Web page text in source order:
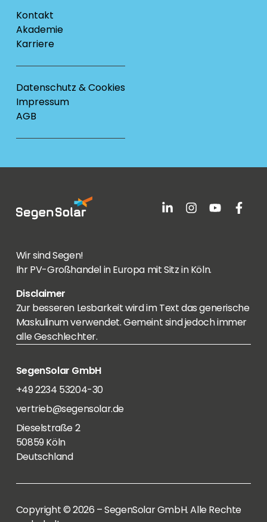
Kontakt
Akademie
Karriere
Datenschutz & Cookies
Impressum
AGB
Wir sind Segen!
Ihr PV-Großhandel in Europa mit Sitz in Köln.
Disclaimer
Zur besseren Lesbarkeit wird im Text das generische
Maskulinum verwendet. Gemeint sind jedoch immer
alle Geschlechter.
SegenSolar GmbH
+49 2234 53204-30
vertrieb@segensolar.de
Dieselstraße 2
50859 Köln
Deutschland
Copyright © 2026 – SegenSolar GmbH. Alle Rechte